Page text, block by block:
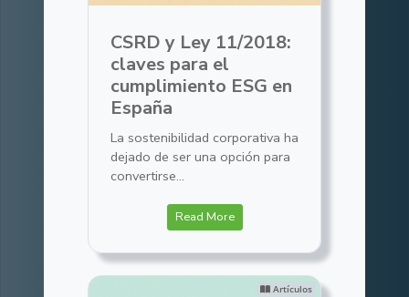
CSRD y Ley 11/2018:
claves para el
cumplimiento ESG en
España
La sostenibilidad corporativa ha
dejado de ser una opción para
convertirse...
Read More
Artículos